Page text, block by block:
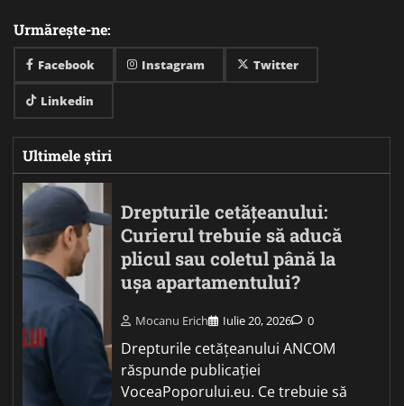
Urmărește-ne:
Facebook Instagram Twitter
Linkedin
Ultimele știri
Drepturile cetățeanului:
Curierul trebuie să aducă
plicul sau coletul până la
ușa apartamentului?
Mocanu Erich Iulie 20, 2026 0
Drepturile cetățeanului ANCOM
răspunde publicației
VoceaPoporului.eu. Ce trebuie să